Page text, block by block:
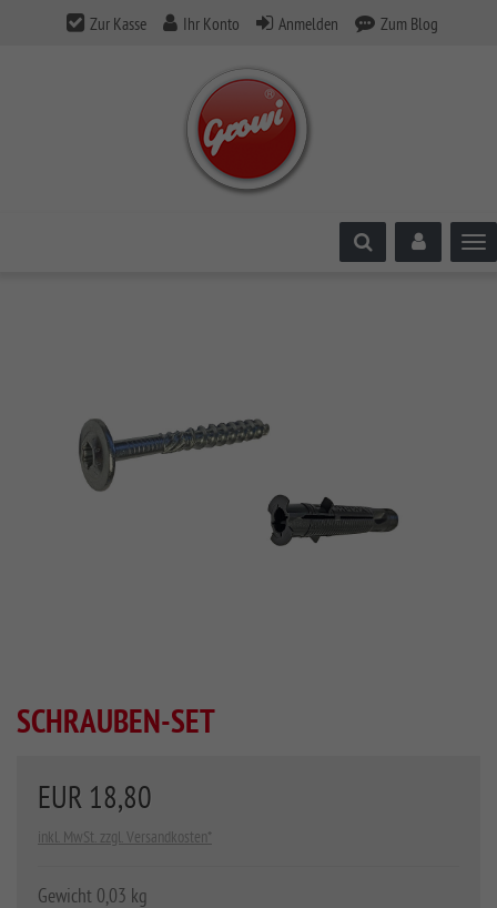
Zur Kasse Ihr Konto Anmelden Zum Blog
SCHRAUBEN-SET
EUR 18,80
inkl. MwSt. zzgl. Versandkosten*
Gewicht 0,03 kg